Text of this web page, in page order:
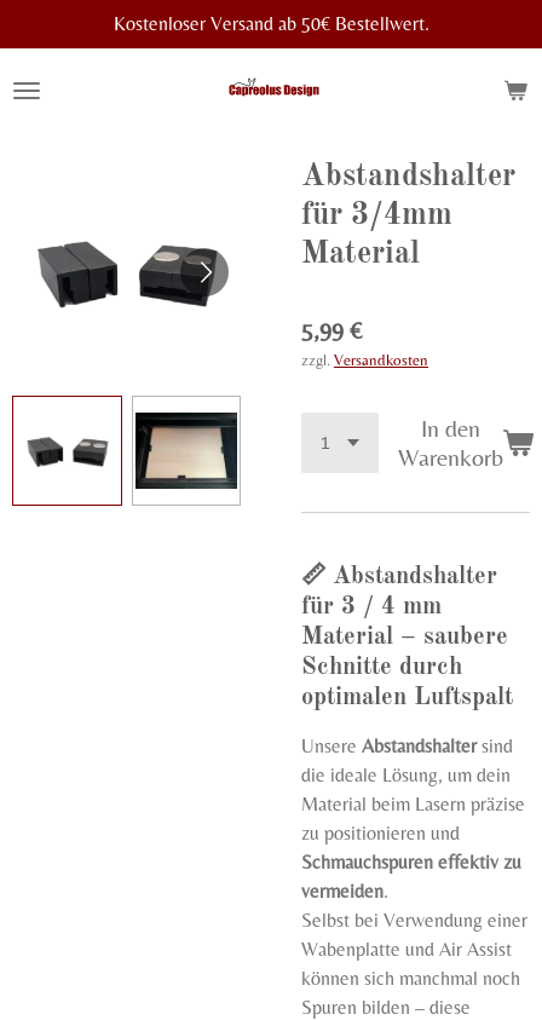
Hauptinhalt
springen
Kostenloser Versand ab 50€ Bestellwert.
Abstandshalter
für 3/4mm
Material
5,99 €
zzgl. Versandkosten
In den
Warenkorb
📏 Abstandshalter
für 3 / 4 mm
Material – saubere
Schnitte durch
optimalen Luftspalt
Unsere Abstandshaltersind
die ideale Lösung, um dein
Material beim Lasern präzise
zu positionieren und
Schmauchspuren effektiv zu
vermeiden.
Selbst bei Verwendung einer
Wabenplatte und Air Assist
können sich manchmal noch
Spuren bilden – diese